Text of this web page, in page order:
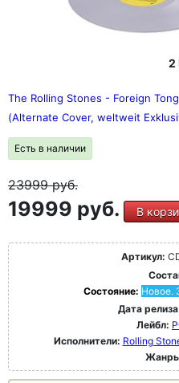
2
The Rolling Stones - Foreign
(Alternate Cover, weltweit
Есть в наличии
23999руб.
19999 руб. В
Артикул:
Состояние: Новое.
Дата
Лейбл:
Исполнители: Rolling